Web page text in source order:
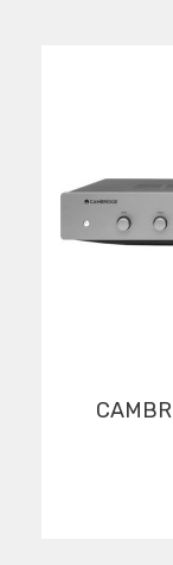
CAMBRIDGE AUDIO AXA 25 AMPLI